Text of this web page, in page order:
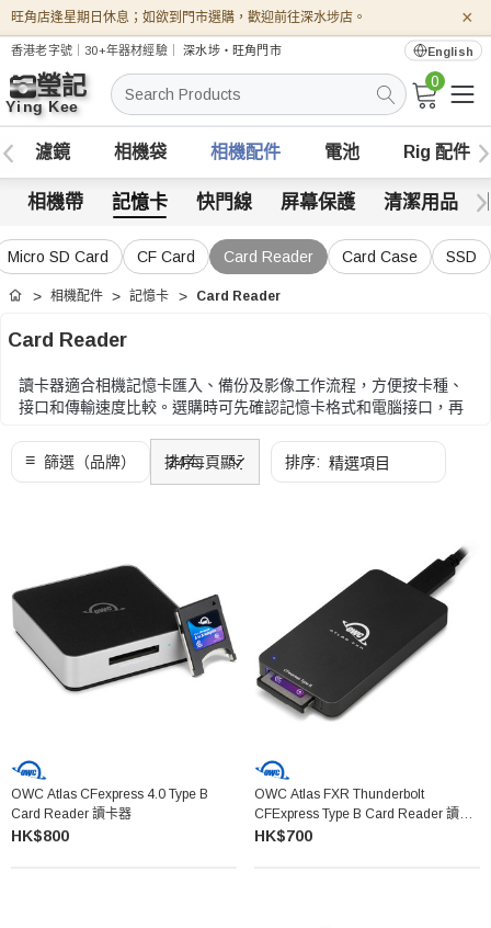
旺角店逢星期日休息；如欲到門市選購，歡迎前往深水埗店。 ×
香港老字號｜30+年器材經驗｜深水埗・旺角門市 English
搜
索
0
濾鏡 相機袋 相機配件 電池 Rig 配件
相機帶 記憶卡 快門線 屏幕保護 清潔用品
Micro SD Card CF Card Card Reader Card Case SSD
首頁 相機配件 記憶卡 Card Reader
Card Reader
讀卡器適合相機記憶卡匯入、備份及影像工作流程，方便按卡種、
接口和傳輸速度比較。選購時可先確認記憶卡格式和電腦接口，再
選購時可先確認記憶卡格式和電腦接口，再比較傳輸速度、同時讀
卡數量、便攜性和線材配置。
OWC Atlas CFexpress 4.0 Type B
Card Reader 讀卡器
HK$800
OWC Atlas FXR Thunderbolt
CFExpress Type B Card Reader 讀卡
器
HK$700